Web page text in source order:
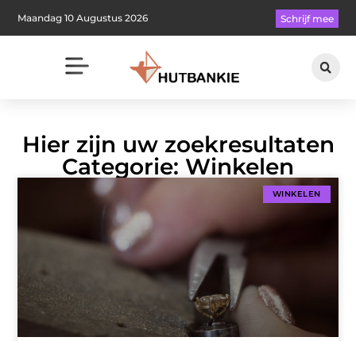
Maandag 10 Augustus 2026 Schrijf mee
Hier zijn uw zoekresultaten
Categorie: Winkelen
WINKELEN